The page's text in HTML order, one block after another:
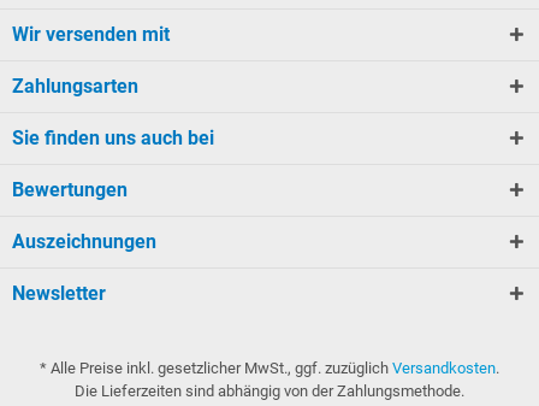
Wir versenden mit
Zahlungsarten
Sie finden uns auch bei
Bewertungen
Auszeichnungen
Newsletter
* Alle Preise inkl. gesetzlicher MwSt., ggf. zuzüglich Versandkosten.
Die Lieferzeiten sind abhängig von der Zahlungsmethode.